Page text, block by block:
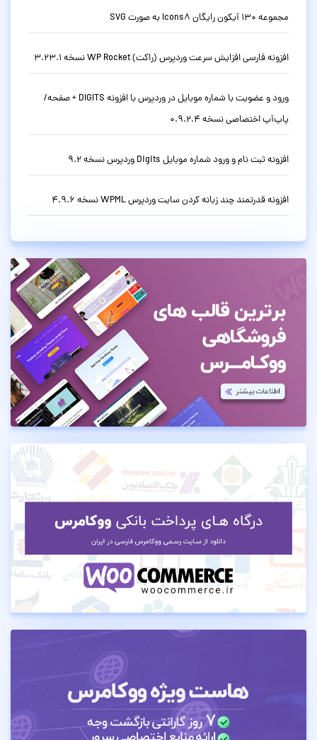
مجموعه 130 آیکون رایگان Icons8 به صورت SVG
افزونه فارسی افزایش سرعت وردپرس (راکت) WP Rocket نسخه 3.23.1
ورود و عضویت با شماره موبایل در وردپرس با افزونه DIGITS + صفحه/
پاپ‌آپ اختصاصی نسخه 0.9.2.4
افزونه ثبت نام و ورود شماره موبایل Digits وردپرس نسخه 9.2
افزونه قدرتمند چند زبانه کردن سایت وردپرس WPML نسخه 4.9.6